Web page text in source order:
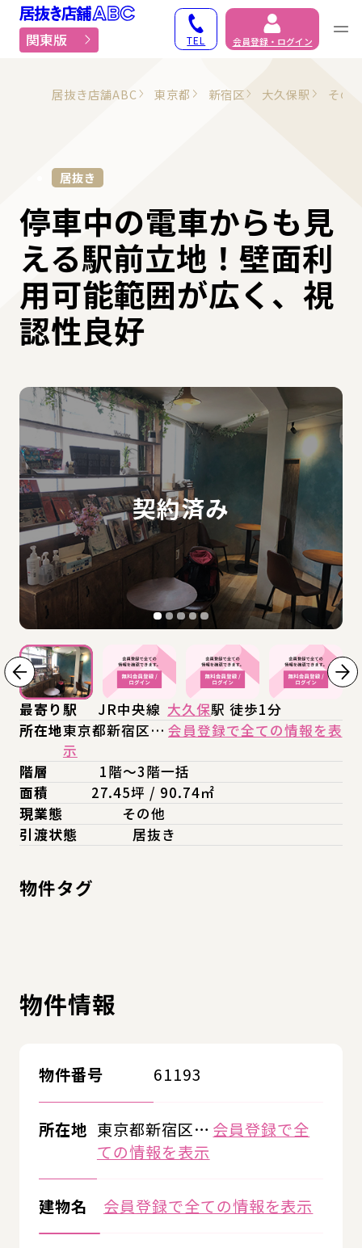
居抜き物件・貸店舗で
関東版 TEL 会員登録・ログイン
居抜き店舗ABC 東京都 新宿区 大久保駅 その
居抜き
停車中の電車からも見
える駅前立地！壁面利
用可能範囲が広く、視
認性良好
最寄り駅 JR中央線 大久保駅 徒歩1分
所在地東京都新宿区… 会員登録で全ての情報を表
示
階層
1階～3階一括
面積
27.45坪 / 90.74㎡
現業態
その他
引渡状態
居抜き
物件タグ
物件情報
物件番号 61193
所在地 東京都新宿区… 会員登録で全
ての情報を表示
建物名 会員登録で全ての情報を表示